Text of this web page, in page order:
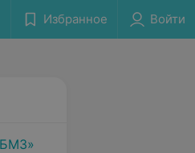
Избранное Войти